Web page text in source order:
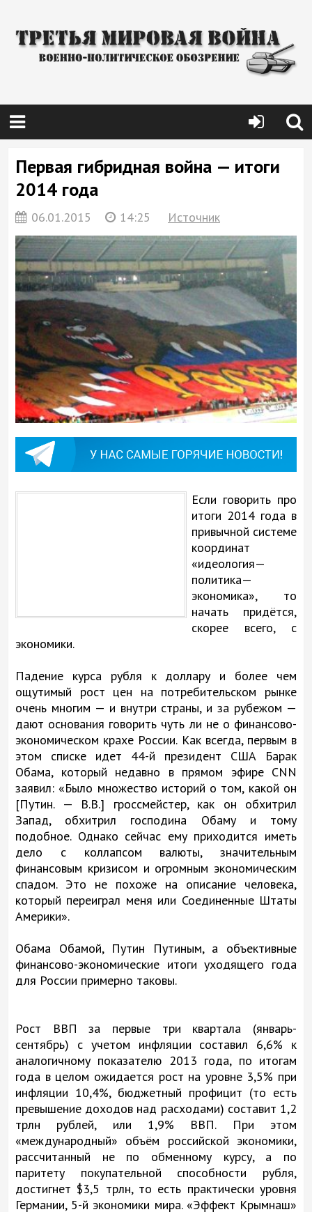
Первая гибридная война — итоги
2014 года
06.01.2015 14:25 Источник
Если говорить про
итоги 2014 года в
привычной системе
координат
«идеология—
политика—
экономика», то
начать придётся,
скорее всего, с
экономики.
Падение курса рубля к доллару и более чем
ощутимый рост цен на потребительском рынке
очень многим — и внутри страны, и за рубежом —
дают основания говорить чуть ли не о финансово-
экономическом крахе России. Как всегда, первым в
этом списке идет 44-й президент США Барак
Обама, который недавно в прямом эфире CNN
заявил: «Было множество историй о том, какой он
[Путин. — В.В.] гроссмейстер, как он обхитрил
Запад, обхитрил господина Обаму и тому
подобное. Однако сейчас ему приходится иметь
дело с коллапсом валюты, значительным
финансовым кризисом и огромным экономическим
спадом. Это не похоже на описание человека,
который переиграл меня или Соединенные Штаты
Америки».
Обама Обамой, Путин Путиным, а объективные
финансово-экономические итоги уходящего года
для России примерно таковы.
Рост ВВП за первые три квартала (январь-
сентябрь) с учетом инфляции составил 6,6% к
аналогичному показателю 2013 года, по итогам
года в целом ожидается рост на уровне 3,5% при
инфляции 10,4%, бюджетный профицит (то есть
превышение доходов над расходами) составит 1,2
трлн рублей, или 1,9% ВВП. При этом
«международный» объём российской экономики,
рассчитанный не по обменному курсу, а по
паритету покупательной способности рубля,
достигнет $3,5 трлн, то есть практически уровня
Германии, 5-й экономики мира. «Эффект Крымнаш»